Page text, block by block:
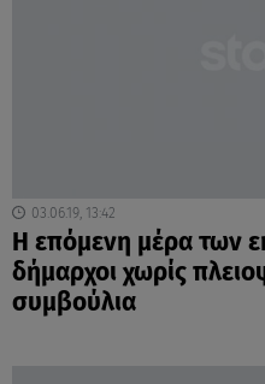
03.06.19, 13:42
Η επόμενη μέρα των
δήμαρχοι χωρίς
συμβούλια